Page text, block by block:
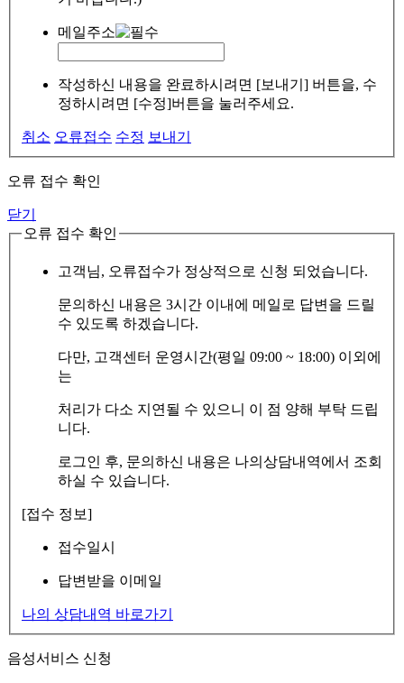
메일주소
작성하신 내용을 완료하시려면 [보내기] 버튼을, 수
정하시려면 [수정]버튼을 눌러주세요.
취소 오류접수 수정 보내기
오류 접수 확인
닫기
오류 접수 확인
고객님, 오류접수가 정상적으로 신청 되었습니다.
문의하신 내용은 3시간 이내에 메일로 답변을 드릴
수 있도록 하겠습니다.
다만, 고객센터 운영시간(평일 09:00 ~ 18:00) 이외에
는
처리가 다소 지연될 수 있으니 이 점 양해 부탁 드립
니다.
로그인 후, 문의하신 내용은 나의상담내역에서 조회
하실 수 있습니다.
[접수 정보]
접수일시
답변받을 이메일
나의 상담내역 바로가기
음성서비스 신청